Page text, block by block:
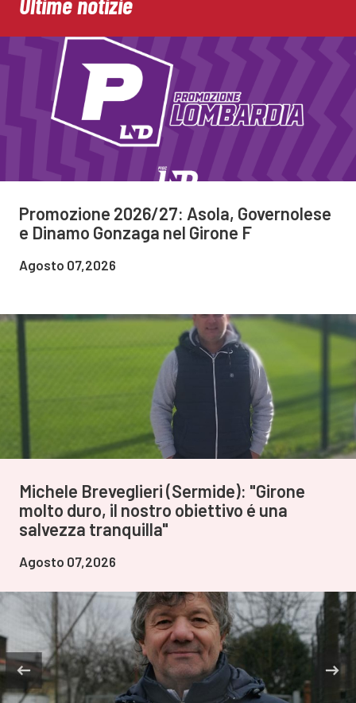
Promozione 2026/27: Asola, Governolese
e Dinamo Gonzaga nel Girone F
Agosto 07,2026
Michele Breveglieri (Sermide): "Girone
molto duro, il nostro obiettivo é una
salvezza tranquilla"
Agosto 07,2026